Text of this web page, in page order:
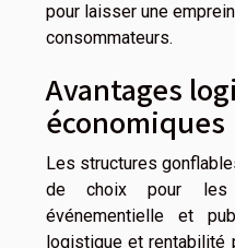
pour laisser une
consommateurs.
Avantages
économiques
Les structures
de choix pour les
événementielle et
logistique et rentabilité